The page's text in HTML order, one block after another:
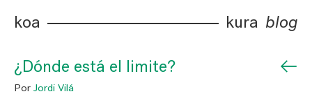
koa kura blog
¿Dónde está el limite? ←
Por Jordi Vilá